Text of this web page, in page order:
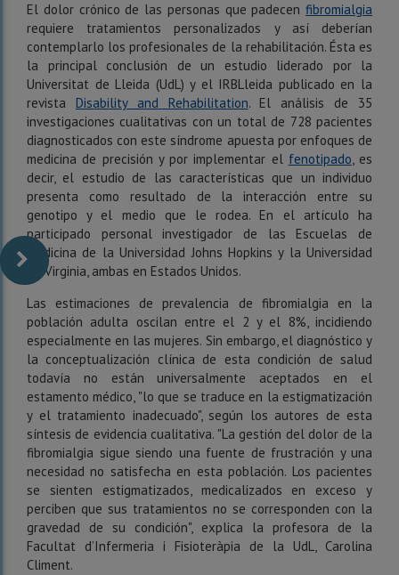
El dolor crónico de las personas que padecen fibromialgia
requiere tratamientos personalizados y así deberían
contemplarlo los profesionales de la rehabilitación. Ésta es
la principal conclusión de un estudio liderado por la
Universitat de Lleida (UdL) y el IRBLleida publicado en la
revista Disability and Rehabilitation. El análisis de 35
investigaciones cualitativas con un total de 728 pacientes
diagnosticados con este síndrome apuesta por enfoques de
medicina de precisión y por implementar el fenotipado, es
decir, el estudio de las características que un individuo
presenta como resultado de la interacción entre su
genotipo y el medio que le rodea. En el artículo ha
participado personal investigador de las Escuelas de
Medicina de la Universidad Johns Hopkins y la Universidad
de Virginia, ambas en Estados Unidos.
Las estimaciones de prevalencia de fibromialgia en la
población adulta oscilan entre el 2 y el 8%, incidiendo
especialmente en las mujeres. Sin embargo, el diagnóstico y
la conceptualización clínica de esta condición de salud
todavía no están universalmente aceptados en el
estamento médico, "lo que se traduce en la estigmatización
y el tratamiento inadecuado", según los autores de esta
síntesis de evidencia cualitativa. "La gestión del dolor de la
fibromialgia sigue siendo una fuente de frustración y una
necesidad no satisfecha en esta población. Los pacientes
se sienten estigmatizados, medicalizados en exceso y
perciben que sus tratamientos no se corresponden con la
gravedad de su condición", explica la profesora de la
Facultat d’Infermeria i Fisioteràpia de la UdL, Carolina
Climent.